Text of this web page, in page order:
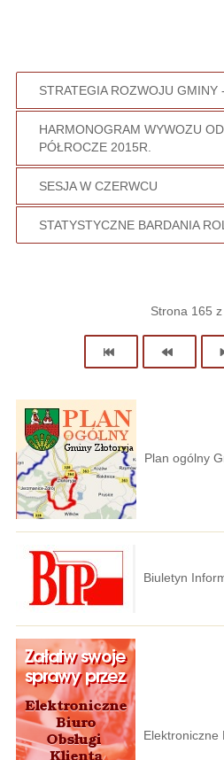
STRATEGIA ROZWOJU GMINY
HARMONOGRAM WYWOZU
PÓŁROCZE 2015R.
SESJA W CZERWCU
STATYSTYCZNE BARDANIA
Strona 165
Plan ogólny
Biuletyn
Elektroniczne